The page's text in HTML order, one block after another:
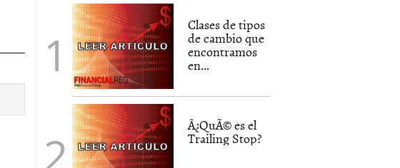
Clases de tipos
de cambio que
encontramos
en...
Â¿QuÃ© es el
Trailing Stop?